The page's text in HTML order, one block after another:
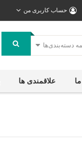
حساب کاربری من
دسته‌بندی‌ها
علاقمندی ها